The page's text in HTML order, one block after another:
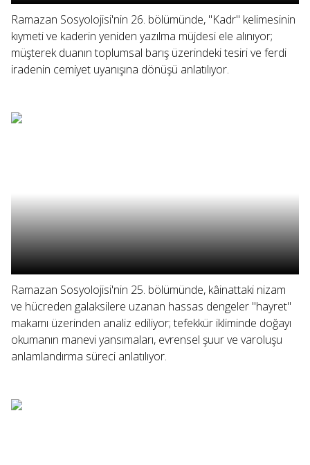
Ramazan Sosyolojisi'nin 26. bölümünde, "Kadr" kelimesinin
kıymeti ve kaderin yeniden yazılma müjdesi ele alınıyor;
müşterek duanın toplumsal barış üzerindeki tesiri ve ferdi
iradenin cemiyet uyanışına dönüşü anlatılıyor.
Ramazan Sosyolojisi'nin 25. bölümünde, kâinattaki nizam
ve hücreden galaksilere uzanan hassas dengeler "hayret"
makamı üzerinden analiz ediliyor; tefekkür ikliminde doğayı
okumanın manevi yansımaları, evrensel şuur ve varoluşu
anlamlandırma süreci anlatılıyor.